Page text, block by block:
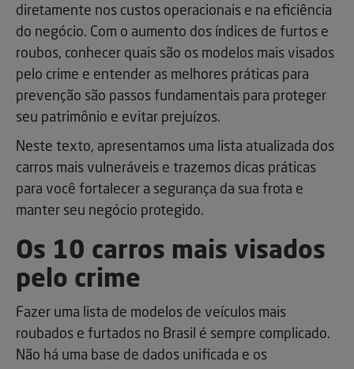
diretamente nos custos operacionais e na eficiência
do negócio. Com o aumento dos índices de furtos e
roubos, conhecer quais são os modelos mais visados
pelo crime e entender as melhores práticas para
prevenção são passos fundamentais para proteger
seu patrimônio e evitar prejuízos.
Neste texto, apresentamos uma lista atualizada dos
carros mais vulneráveis e trazemos dicas práticas
para você fortalecer a segurança da sua frota e
manter seu negócio protegido.
Os 10 carros mais visados
pelo crime
Fazer uma lista de modelos de veículos mais
roubados e furtados no Brasil é sempre complicado.
Não há uma base de dados unificada e os